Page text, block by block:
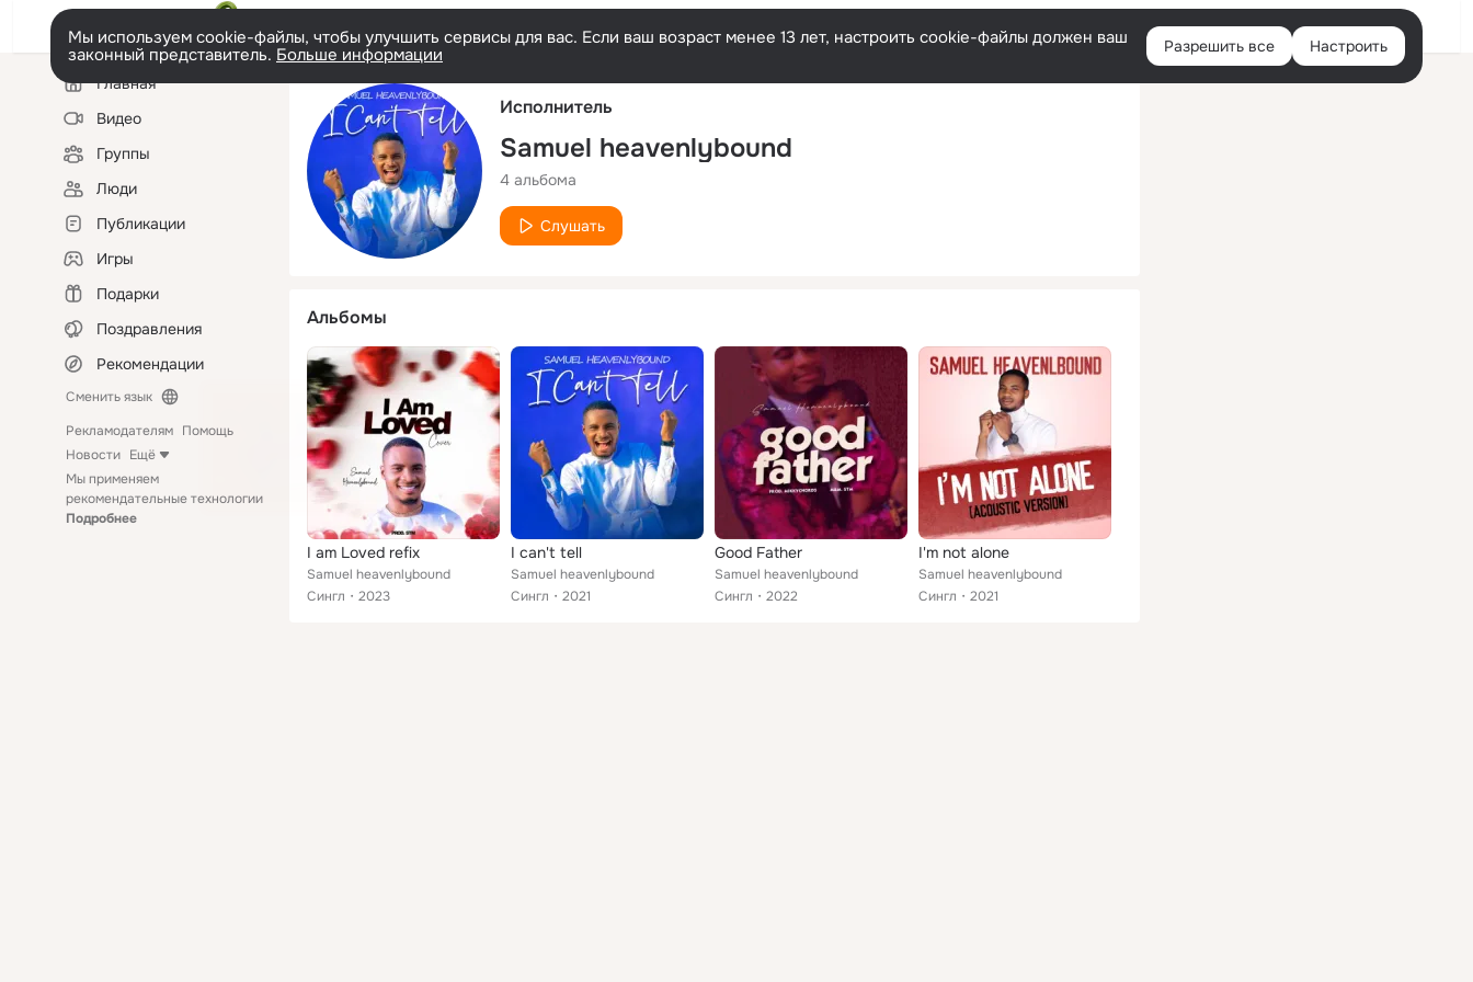
Русский Войти
Мы используем cookie-файлы, чтобы улучшить сервисы для вас. Если ваш возраст менее 13 лет, настроить cookie-файлы должен ваш
законный представитель. Больше информации Разрешить все Настроить
Левая
колонкаГлавная
Видео
Группы
Люди
Публикации
Игры
Подарки
Поздравления
Рекомендации
Сменить язык
Рекламодателям Помощь
Новости Ещё
Мы применяем
рекомендательные технологии
Подробнее
Исполнитель
Samuel heavenlybound
4 альбома
Слушать
Альбомы
I am Loved refix
Samuel heavenlybound
Сингл
2023
I can't tell
Samuel heavenlybound
Сингл
2021
Good Father
Samuel heavenlybound
Сингл
2022
I'm not alone
Samuel heavenlybound
Сингл
2021